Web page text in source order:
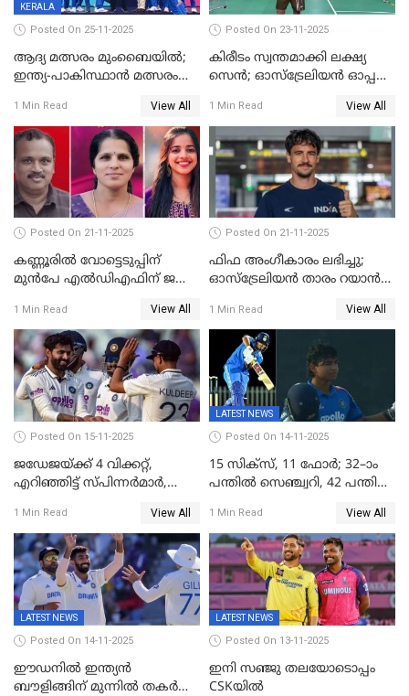
KERALA
Posted On 25-11-2025
ആദ്യ മത്സരം മുംബൈയിൽ;
ഇന്ത്യ-പാകിസ്ഥാൻ മത്സരം
ലോകകപ്പിന്‍റെ മത്സരക്രമം
പ്രഖ്യാപിച്ചു
1 Min Read View All
Posted On 23-11-2025
കിരീടം സ്വന്തമാക്കി ലക്ഷ്യ
സെന്‍; ഓസ്ട്രേലിയന്‍ ഓപ്പണ്‍
1 Min Read View All
Posted On 21-11-2025
കണ്ണൂരിൽ വോട്ടെടുപ്പിന്
മുൻപേ എൽഡിഎഫിന് ജയം;
സ്ഥാനാർഥികളില്ല
1 Min Read View All
Posted On 21-11-2025
ഫിഫ അംഗീകാരം ലഭിച്ചു;
ഓസ്‌ട്രേലിയന്‍ താരം റയാന്‍
നീലക്കുപ്പായത്തില്‍ കളിക്കാം
1 Min Read View All
Posted On 15-11-2025
ജഡേജയ്ക്ക് 4 വിക്കറ്റ്,
എറിഞ്ഞിട്ട് സ്പിന്നർമാർ,
പ്രോട്ടീസ്
1 Min Read View All
LATEST NEWS
Posted On 14-11-2025
15 സിക്സ്, 11 ഫോർ; 32–ാം
പന്തിൽ സെഞ്ച്വറി, 42 പന്തിൽ
1 Min Read View All
LATEST NEWS
Posted On 14-11-2025
ഈഡനിൽ ഇന്ത്യൻ
ബൗളിങ്ങിന് മുന്നിൽ തകർന്ന്
LATEST NEWS
Posted On 13-11-2025
ഇനി സഞ്ജു തലയോടൊപ്പം
CSKയിൽ